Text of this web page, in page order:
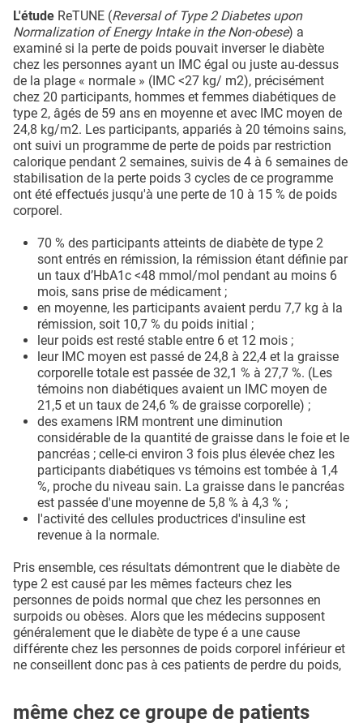
L'étude ReTUNE (Reversal of Type 2 Diabetes upon
Normalization of Energy Intake in the Non-obese) a
examiné si la perte de poids pouvait inverser le diabète
chez les personnes ayant un IMC égal ou juste au-dessus
de la plage « normale » (IMC <27 kg/ m2), précisément
chez 20 participants, hommes et femmes diabétiques de
type 2, âgés de 59 ans en moyenne et avec IMC moyen de
24,8 kg/m2. Les participants, appariés à 20 témoins sains,
ont suivi un programme de perte de poids par restriction
calorique pendant 2 semaines, suivis de 4 à 6 semaines de
stabilisation de la perte poids 3 cycles de ce programme
ont été effectués jusqu'à une perte de 10 à 15 % de poids
corporel.
70 % des participants atteints de diabète de type 2
sont entrés en rémission, la rémission étant définie par
un taux d’HbA1c <48 mmol/mol pendant au moins 6
mois, sans prise de médicament ;
en moyenne, les participants avaient perdu 7,7 kg à la
rémission, soit 10,7 % du poids initial ;
leur poids est resté stable entre 6 et 12 mois ;
leur IMC moyen est passé de 24,8 à 22,4 et la graisse
corporelle totale est passée de 32,1 % à 27,7 %. (Les
témoins non diabétiques avaient un IMC moyen de
21,5 et un taux de 24,6 % de graisse corporelle) ;
des examens IRM montrent une diminution
considérable de la quantité de graisse dans le foie et le
pancréas ; celle-ci environ 3 fois plus élevée chez les
participants diabétiques vs témoins est tombée à 1,4
%, proche du niveau sain. La graisse dans le pancréas
est passée d'une moyenne de 5,8 % à 4,3 % ;
l'activité des cellules productrices d'insuline est
revenue à la normale.
Pris ensemble, ces résultats démontrent que le diabète de
type 2 est causé par les mêmes facteurs chez les
personnes de poids normal que chez les personnes en
surpoids ou obèses. Alors que les médecins supposent
généralement que le diabète de type é a une cause
différente chez les personnes de poids corporel inférieur et
ne conseillent donc pas à ces patients de perdre du poids,
même chez ce groupe de patients